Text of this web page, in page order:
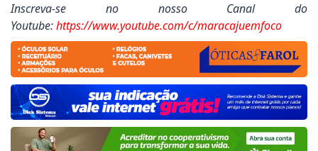
Inscreva-se no nosso Canal do
Youtube:https://www.youtube.com/c/maracajuemfoco